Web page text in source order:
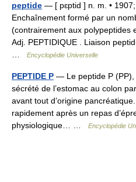
peptide — [ pɛptid ] n. m. •
Enchaînement formé par un
(contrairement aux polypeptides
Adj. PEPTIDIQUE . Liaison
Encyclopédie Universelle
PEPTIDE P — Le peptide P (PP),
sécrété de l’estomac au colon
avant tout d’origine
rapidement après un repas
physiologique… …
Encyclopédie